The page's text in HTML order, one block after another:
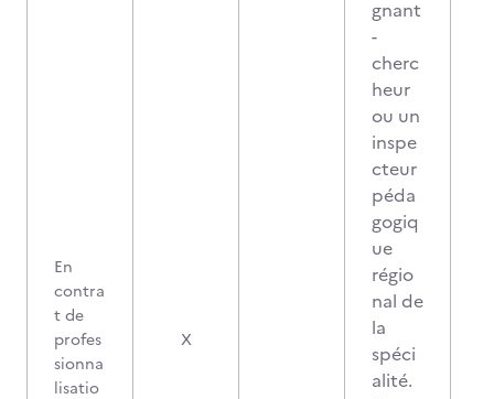
En
contra
t de
profes
sionna
lisatio
X
gnant
-
cherc
heur
ou un
inspe
cteur
péda
gogiq
ue
régio
nal de
la
spéci
alité.